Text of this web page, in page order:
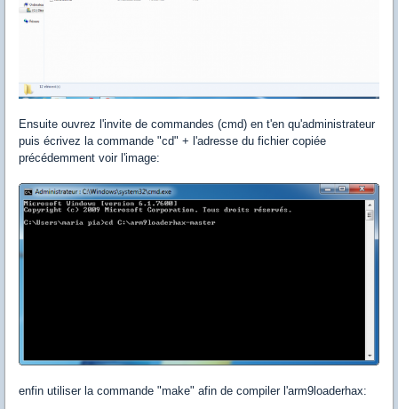
Ensuite ouvrez l'invite de commandes (cmd) en t'en qu'administrateur
puis écrivez la commande "cd" + l'adresse du fichier copiée
précédemment voir l'image:
enfin utiliser la commande "make" afin de compiler l'arm9loaderhax: